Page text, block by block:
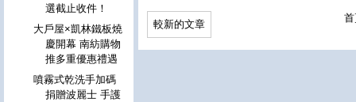
較新的文章
選截止收件！
大戶屋×凱林鐵板燒
慶開幕 南紡購物
推多重優惠禮遇
噴霧式乾洗手加碼
捐贈波麗士 手護